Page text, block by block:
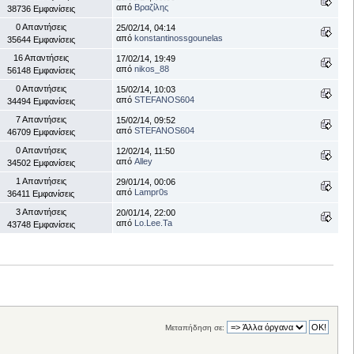
38736 Εμφανίσεις
από Βραζίλης
0 Απαντήσεις
35644 Εμφανίσεις
25/02/14, 04:14
από konstantinossgounelas
16 Απαντήσεις
56148 Εμφανίσεις
17/02/14, 19:49
από nikos_88
0 Απαντήσεις
34494 Εμφανίσεις
15/02/14, 10:03
από STEFANOS604
7 Απαντήσεις
46709 Εμφανίσεις
15/02/14, 09:52
από STEFANOS604
0 Απαντήσεις
34502 Εμφανίσεις
12/02/14, 11:50
από Alley
1 Απαντήσεις
36411 Εμφανίσεις
29/01/14, 00:06
από Lampr0s
3 Απαντήσεις
43748 Εμφανίσεις
20/01/14, 22:00
από Lo.Lee.Ta
Μεταπήδηση σε: